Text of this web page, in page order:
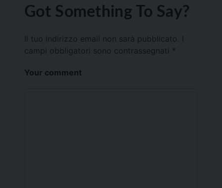
Got Something To Say?
Il tuo indirizzo email non sarà pubblicato.
campi obbligatori sono contrassegnati *
Your comment